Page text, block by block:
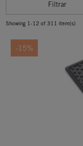
Filtrar
Showing 1-12 of 311 item(s)
-15%